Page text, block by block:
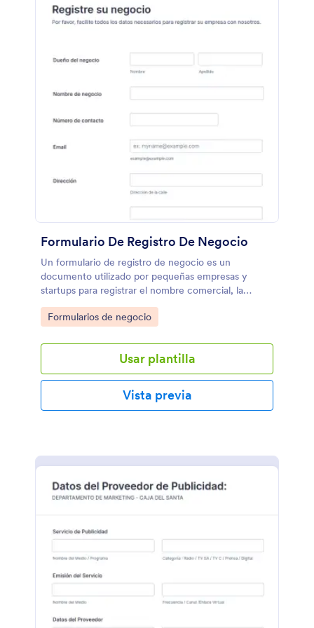
formulario de colaboraciones, no os tomará nada de
tiempo, con un par de clics, podéis utilizar nuestro
formulario y widgets, podéis también actualizar el
diseño para que coincida con vuestro branding e
tenemos disponibles con Apps populares. Teniendo
demostraréis el profesionalismo y que vuestra
crecimiento a otro nivel.
Formulario De Registro De Negocio
Un formulario de registro de negocio es un
documento utilizado por pequeñas empresas y
startups para registrar el nombre comercial, la
ubicación y la información de contacto.
Go to Category:
Formularios de negocio
Usar plantilla
Vista previa